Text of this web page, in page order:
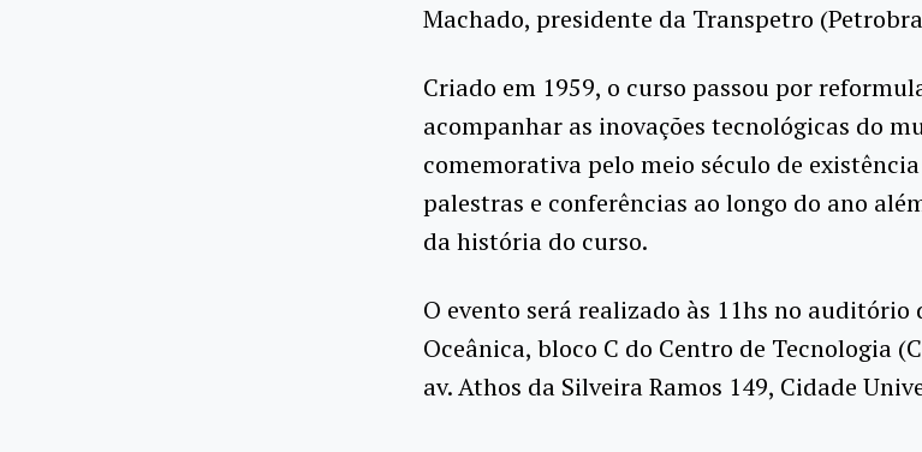
Machado, presidente da Transpetro
Criado em 1959, o curso passou por
acompanhar as inovações tecnológicas do
comemorativa pelo meio século de
palestras e conferências ao longo do ano
da história do curso.
O evento será realizado às 11hs no auditório
Oceânica, bloco C do Centro de Tecnologia
av. Athos da Silveira Ramos 149, Cidade